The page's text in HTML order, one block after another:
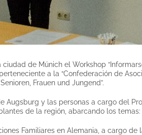
de Múnich el Workshop
a la “Confederación de
Frauen und Jungend”.
Augsburg y las personas a cargo del
de la región, abarcando los temas:
Familiares en Alemania, a cargo